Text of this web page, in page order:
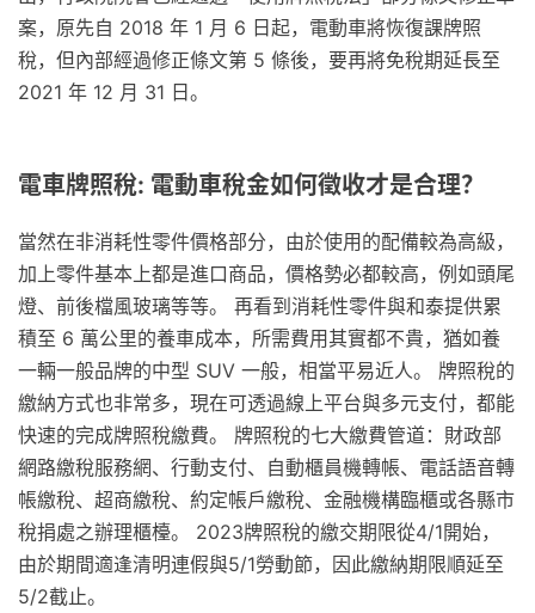
案，原先自 2018 年 1 月 6 日起，電動車將恢復課牌照
稅，但內部經過修正條文第 5 條後，要再將免稅期延長至
2021 年 12 月 31 日。
電車牌照稅: 電動車稅金如何徵收才是合理？
當然在非消耗性零件價格部分，由於使用的配備較為高級，
加上零件基本上都是進口商品，價格勢必都較高，例如頭尾
燈、前後檔風玻璃等等。 再看到消耗性零件與和泰提供累
積至 6 萬公里的養車成本，所需費用其實都不貴，猶如養
一輛一般品牌的中型 SUV 一般，相當平易近人。 牌照稅的
繳納方式也非常多，現在可透過線上平台與多元支付，都能
快速的完成牌照稅繳費。 牌照稅的七大繳費管道：財政部
網路繳稅服務網、行動支付、自動櫃員機轉帳、電話語音轉
帳繳稅、超商繳稅、約定帳戶繳稅、金融機構臨櫃或各縣市
稅捐處之辦理櫃檯。 2023牌照稅的繳交期限從4/1開始，
由於期間適逢清明連假與5/1勞動節，因此繳納期限順延至
5/2截止。